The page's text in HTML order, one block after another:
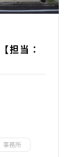
担当：
事務所